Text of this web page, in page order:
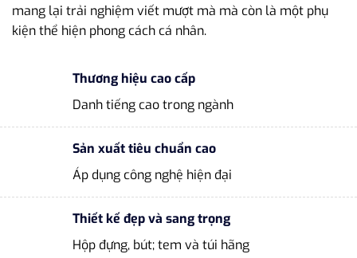
mang lại trải nghiệm viết mượt mà mà còn là một phụ
kiện thể hiện phong cách cá nhân.
Thương hiệu cao cấp
Danh tiếng cao trong ngành
Sản xuất tiêu chuẩn cao
Áp dụng công nghệ hiện đại
Thiết kế đẹp và sang trọng
Hộp đựng, bút; tem và túi hãng